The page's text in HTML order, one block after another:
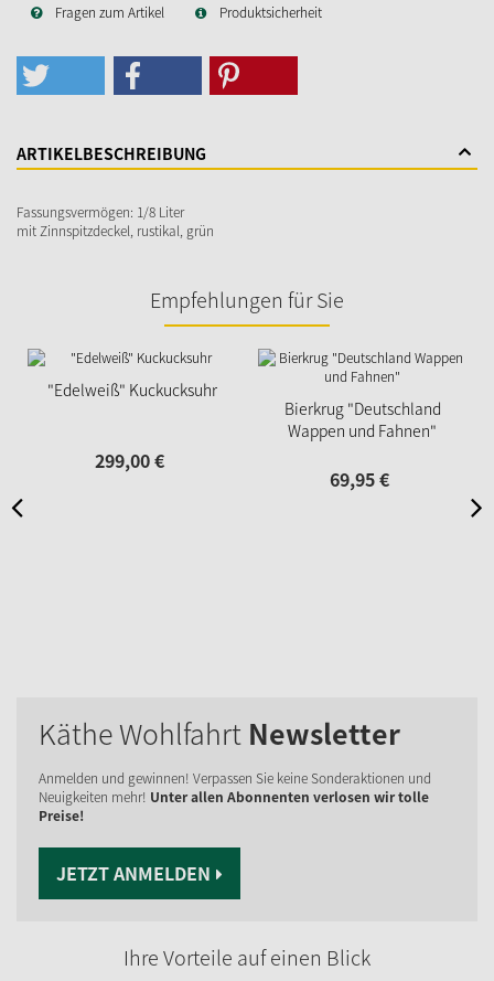
Fragen zum Artikel Produktsicherheit
ARTIKELBESCHREIBUNG
Fassungsvermögen: 1/8 Liter
mit Zinnspitzdeckel, rustikal, grün
Empfehlungen für Sie
"Edelweiß" Kuckucksuhr
299,00€
Bierkrug "Deutschland
Wappen und Fahnen"
69,95€
Käthe Wohlfahrt Newsletter
Anmelden und gewinnen! Verpassen Sie keine Sonderaktionen und
Neuigkeiten mehr! Unter allen Abonnenten verlosen wir tolle
Preise!
JETZT ANMELDEN
Ihre Vorteile auf einen Blick